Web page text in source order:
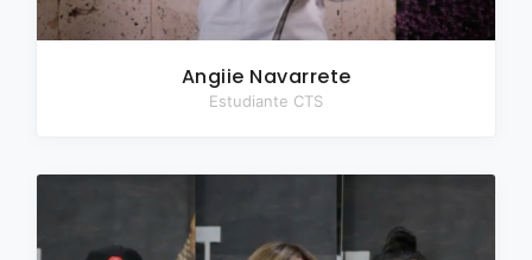
Angiie Navarrete
Estudiante CTS